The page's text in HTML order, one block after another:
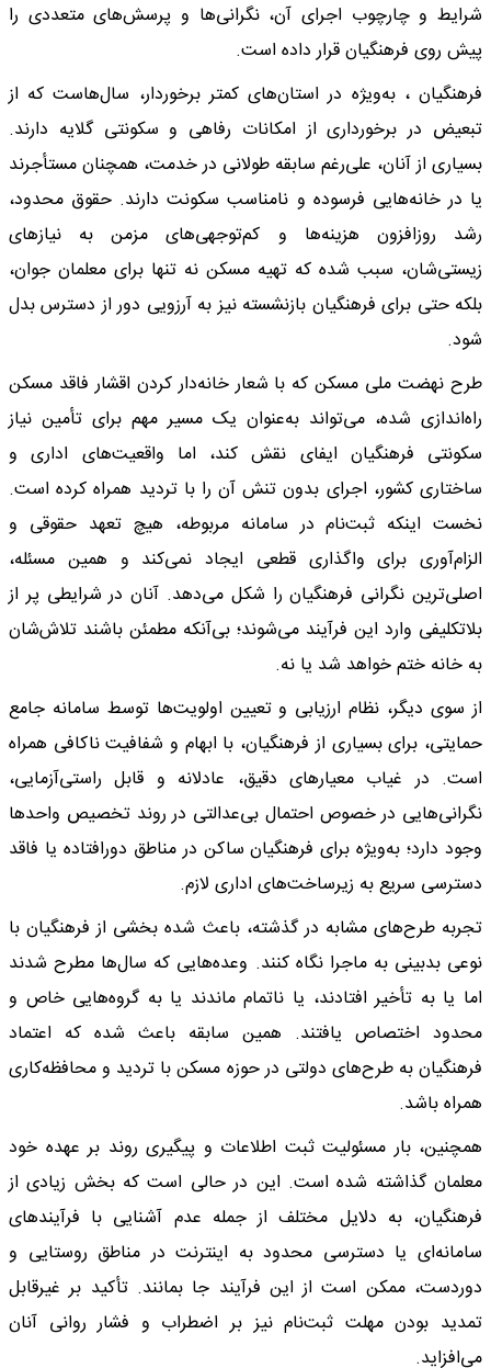
شرایط و چارچوب اجرای آن، نگرانی‌ها و پرسش‌های متعددی را
پیش روی فرهنگیان قرار داده است.
فرهنگیان ، به‌ویژه در استان‌های کمتر برخوردار، سال‌هاست که از
تبعیض در برخورداری از امکانات رفاهی و سکونتی گلایه دارند.
بسیاری از آنان، علی‌رغم سابقه طولانی در خدمت، همچنان مستأجرند
یا در خانه‌هایی فرسوده و نامناسب سکونت دارند. حقوق محدود،
رشد روزافزون هزینه‌ها و کم‌توجهی‌های مزمن به نیازهای
زیستی‌شان، سبب شده که تهیه مسکن نه تنها برای معلمان جوان،
بلکه حتی برای فرهنگیان بازنشسته نیز به آرزویی دور از دسترس بدل
شود.
طرح نهضت ملی مسکن که با شعار خانه‌دار کردن اقشار فاقد مسکن
راه‌اندازی شده، می‌تواند به‌عنوان یک مسیر مهم برای تأمین نیاز
سکونتی فرهنگیان ایفای نقش کند، اما واقعیت‌های اداری و
ساختاری کشور، اجرای بدون تنش آن را با تردید همراه کرده است.
نخست اینکه ثبت‌نام در سامانه مربوطه، هیچ تعهد حقوقی و
الزام‌آوری برای واگذاری قطعی ایجاد نمی‌کند و همین مسئله،
اصلی‌ترین نگرانی فرهنگیان را شکل می‌دهد. آنان در شرایطی پر از
بلاتکلیفی وارد این فرآیند می‌شوند؛ بی‌آنکه مطمئن باشند تلاش‌شان
به خانه ختم خواهد شد یا نه.
از سوی دیگر، نظام ارزیابی و تعیین اولویت‌ها توسط سامانه جامع
حمایتی، برای بسیاری از فرهنگیان، با ابهام و شفافیت ناکافی همراه
است. در غیاب معیارهای دقیق، عادلانه و قابل راستی‌آزمایی،
نگرانی‌هایی در خصوص احتمال بی‌عدالتی در روند تخصیص واحدها
وجود دارد؛ به‌ویژه برای فرهنگیان ساکن در مناطق دورافتاده یا فاقد
دسترسی سریع به زیرساخت‌های اداری لازم.
تجربه طرح‌های مشابه در گذشته، باعث شده بخشی از فرهنگیان با
نوعی بدبینی به ماجرا نگاه کنند. وعده‌هایی که سال‌ها مطرح شدند
اما یا به تأخیر افتادند، یا ناتمام ماندند یا به گروه‌هایی خاص و
محدود اختصاص یافتند. همین سابقه باعث شده که اعتماد
فرهنگیان به طرح‌های دولتی در حوزه مسکن با تردید و محافظه‌کاری
همراه باشد.
همچنین، بار مسئولیت ثبت اطلاعات و پیگیری روند بر عهده خود
معلمان گذاشته شده است. این در حالی است که بخش زیادی از
فرهنگیان، به دلایل مختلف از جمله عدم آشنایی با فرآیندهای
سامانه‌ای یا دسترسی محدود به اینترنت در مناطق روستایی و
دوردست، ممکن است از این فرآیند جا بمانند. تأکید بر غیرقابل
تمدید بودن مهلت ثبت‌نام نیز بر اضطراب و فشار روانی آنان
می‌افزاید.